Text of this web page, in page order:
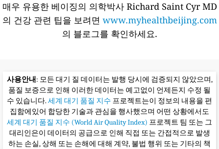
매우 유용한 베이징의 의학박사 Richard Saint Cyr MD
의 건강 관련 팁을 보려면 www.myhealthbeijing.com
의 블로그를 확인하세요.
사용안내 : 모든 대기 질 데이터는 발행 당시에 검증되지 않았으며,
품질 보증으로 인해 이러한 데이터는 예고없이 언제든지 수정 될
수 있습니다.세계 대기 품질 지수 프로젝트는이 정보의 내용을 편
집함에있어 합당한 기술과 관심을 행사했으며 어떤 상황에서도
세계 대기 품질 지수 (World Air Quality Index) 프로젝트 팀 또는 그
대리인은이 데이터의 공급으로 인해 직접 또는 간접적으로 발생
하는 손실, 상해 또는 손해에 대해 계약, 불법 행위 또는 기타의 책